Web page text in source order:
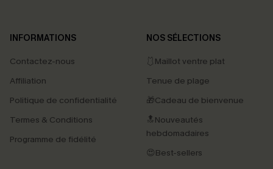
INFORMATIONS
Contactez-nous
Affiliation
Politique de confidentialité
Termes & Conditions
Programme de fidélité
NOS SÉLECTIONS
🩱Maillot ventre plat
Tenue de plage
🎁Cadeau de bienvenue
🔝Nouveautés
hebdomadaires
😍Best-sellers